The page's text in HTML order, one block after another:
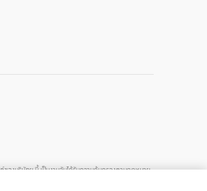
ของบริษัทฯ นี้ เป็นงานอันได้รับความคุ้มครองตามกฎหมาย